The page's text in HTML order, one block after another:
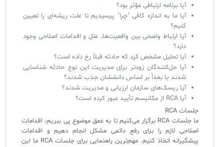
آیا برنامه ارتباطی مؤثر بود؟
آیا ما به اندازه کافی "چرا" پرسیدیم تا علت ریشه‌ای را تعیین
کنیم؟
آیا ارتباط واضحی بین واقعیت‌ها، علل و اقدامات اصلاحی وجود
دارد؟
آیا تحلیل مشخص کرد که حادثه قبلاً رخ داده است؟
آیا حل‌کنندگان زودتر برای مدیریت این نوع حادثه شناسایی
شدند یا بعداً بر اساس دانششان جذب شدند؟
آیا ریسک‌های سازمان ارزیابی و مدیریت شدند؟
آیا RCA از مکانیسم تأیید عبور کرده است؟
جلسات RCA
ما جلسات RCA برگزار می‌کنیم تا به عمق موضوع پی ببریم، اقدامات
اصلاحی لازم را برای رفع دائمی مشکل انجام دهیم و اقدامات
پیشگیرانه اتخاذ کنیم. مهم‌ترین راهنمایی برای جلسات RCA ما این